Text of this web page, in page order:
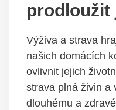
prodloužit
Výživa a strava
našich domácích
ovlivnit jejich
strava plná živin a
dlouhému a